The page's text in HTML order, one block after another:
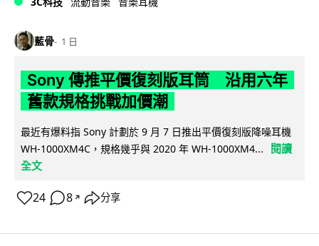
藍骨 1 日
Sony 傳推平價復刻版耳筒 沿用六年
舊款規格挑戰加價潮
最近有爆料指 Sony 計劃於 9 月 7 日推出平價復刻版降噪耳機
WH-1000XM4C，規格幾乎與 2020 年 WH-1000XM4...
閱讀
全文
24 8 ↗ 分享